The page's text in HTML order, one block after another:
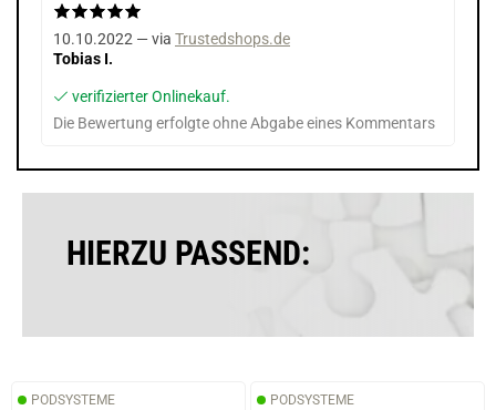
10.10.2022 — via Trustedshops.de
Tobias I.
verifizierter Onlinekauf.
Die Bewertung erfolgte ohne Abgabe eines Kommentars
HIERZU PASSEND:
PODSYSTEME PODSYSTEME